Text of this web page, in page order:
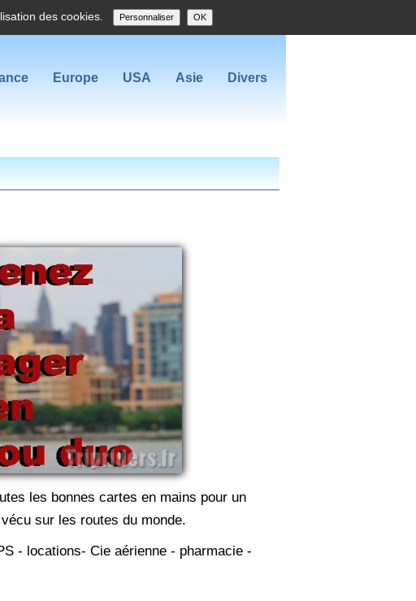
des cookies. Personnaliser OK
Europe USA Asie Divers
les bonnes cartes en mains pour un
sur les routes du monde.
- locations- Cie aérienne - pharmacie -